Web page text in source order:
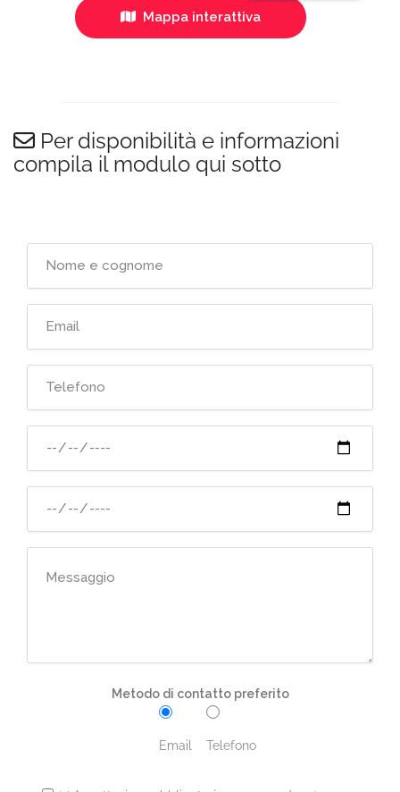
Mappa interattiva
Per disponibilità e informazioni
compila il modulo qui sotto
Metodo di contatto preferito
Email Telefono